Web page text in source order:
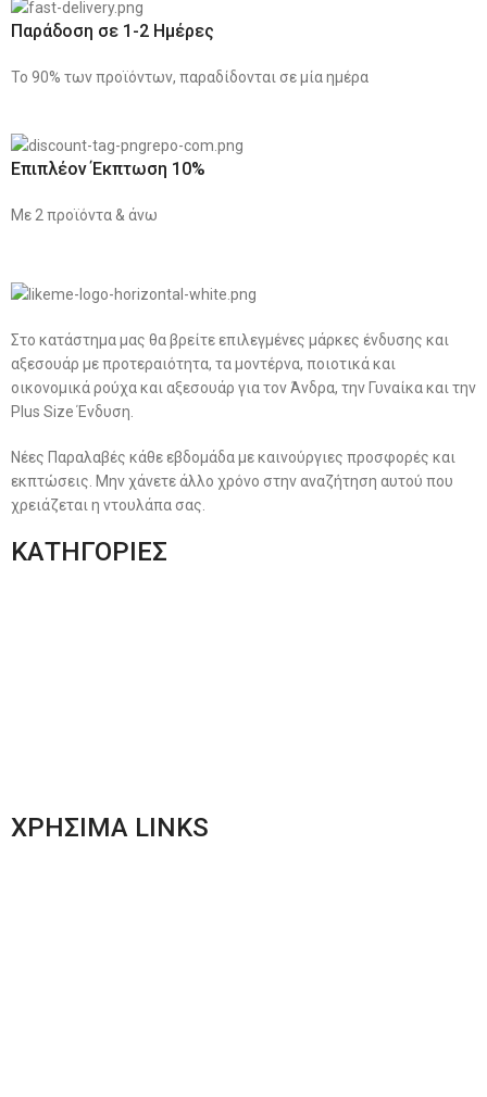
Παράδοση σε 1-2 Ημέρες
Το 90% των προϊόντων, παραδίδονται σε μία ημέρα
Επιπλέον Έκπτωση 10%
Με 2 προϊόντα & άνω
Στο κατάστημα μας θα βρείτε επιλεγμένες μάρκες ένδυσης και
αξεσουάρ με προτεραιότητα, τα μοντέρνα, ποιοτικά και
οικονομικά ρούχα και αξεσουάρ για τον Άνδρα, την Γυναίκα και την
Plus Size Ένδυση.
Νέες Παραλαβές κάθε εβδομάδα με καινούργιες προσφορές και
εκπτώσεις. Μην χάνετε άλλο χρόνο στην αναζήτηση αυτού που
χρειάζεται η ντουλάπα σας.
ΚΑΤΗΓΟΡΙΕΣ
ΧΡΗΣΙΜΑ LINKS